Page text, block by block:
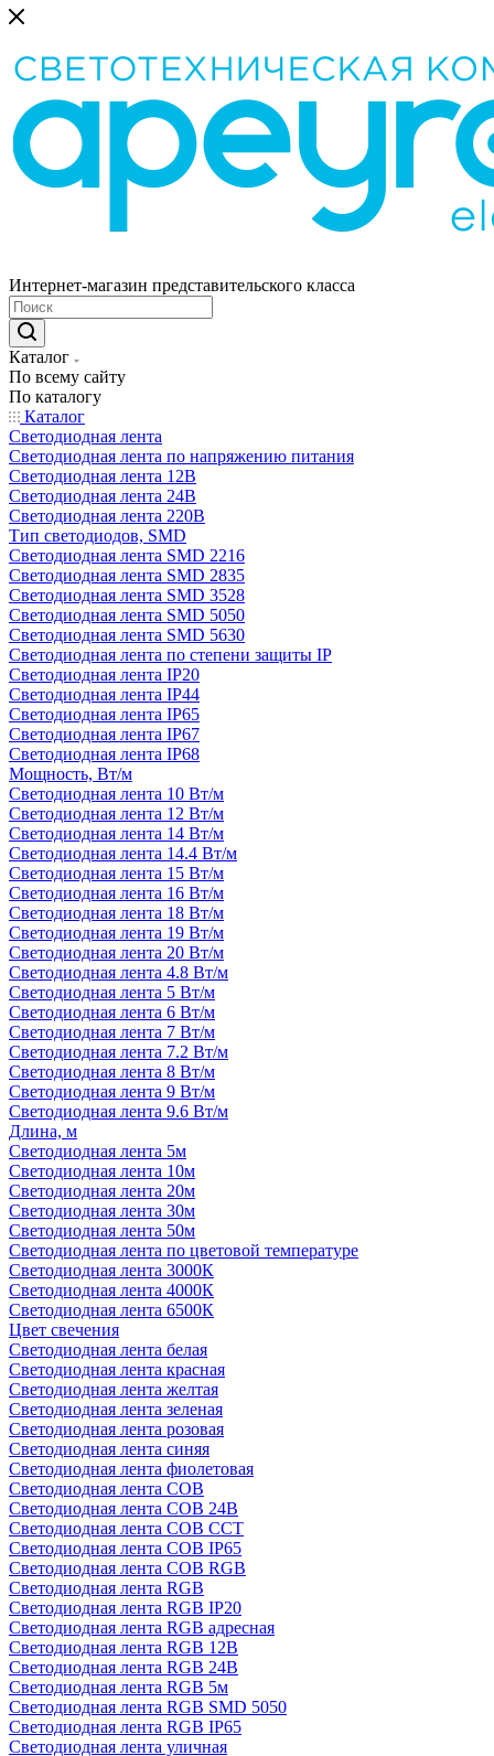
Интернет-магазин представительского класса
Каталог
По всему сайту
По каталогу
Каталог
Светодиодная лента
Светодиодная лента по напряжению питания
Светодиодная лента 12В
Светодиодная лента 24В
Светодиодная лента 220В
Тип светодиодов, SMD
Cветодиодная лента SMD 2216
Светодиодная лента SMD 2835
Светодиодная лента SMD 3528
Светодиодная лента SMD 5050
Светодиодная лента SMD 5630
Светодиодная лента по степени защиты IP
Светодиодная лента IP20
Светодиодная лента IP44
Светодиодная лента IP65
Светодиодная лента IP67
Светодиодная лента IP68
Мощность, Вт/м
Светодиодная лента 10 Вт/м
Светодиодная лента 12 Вт/м
Светодиодная лента 14 Вт/м
Светодиодная лента 14.4 Вт/м
Светодиодная лента 15 Вт/м
Светодиодная лента 16 Вт/м
Светодиодная лента 18 Вт/м
Светодиодная лента 19 Вт/м
Светодиодная лента 20 Вт/м
Светодиодная лента 4.8 Вт/м
Светодиодная лента 5 Вт/м
Светодиодная лента 6 Вт/м
Светодиодная лента 7 Вт/м
Светодиодная лента 7.2 Вт/м
Светодиодная лента 8 Вт/м
Светодиодная лента 9 Вт/м
Светодиодная лента 9.6 Вт/м
Длина, м
Светодиодная лента 5м
Светодиодная лента 10м
Светодиодная лента 20м
Светодиодная лента 30м
Светодиодная лента 50м
Светодиодная лента по цветовой температуре
Светодиодная лента 3000К
Светодиодная лента 4000К
Светодиодная лента 6500К
Цвет свечения
Светодиодная лента белая
Светодиодная лента красная
Светодиодная лента желтая
Светодиодная лента зеленая
Светодиодная лента розовая
Светодиодная лента синяя
Светодиодная лента фиолетовая
Светодиодная лента COB
Светодиодная лента COB 24В
Светодиодная лента COB CCT
Светодиодная лента COB IP65
Светодиодная лента COB RGB
Светодиодная лента RGB
Светодиодная лента RGB IP20
Светодиодная лента RGB адресная
Светодиодная лента RGB 12В
Светодиодная лента RGB 24В
Светодиодная лента RGB 5м
Светодиодная лента RGB SMD 5050
Светодиодная лента RGB IP65
Светодиодная лента уличная